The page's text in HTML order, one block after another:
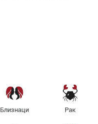
Близнаци Рак